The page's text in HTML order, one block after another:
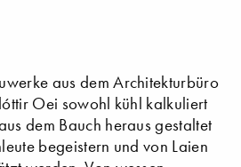
aus dem Architekturbüro
Oei sowohl kühl kalkuliert
dem Bauch heraus gestaltet
begeistern und von Laien